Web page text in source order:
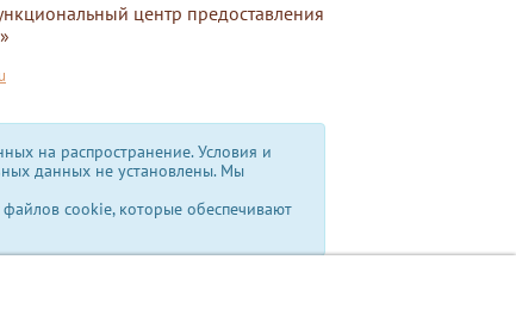
центр предоставления
на распространение. Условия и
данных не установлены. Мы
cookie, которые обеспечивают